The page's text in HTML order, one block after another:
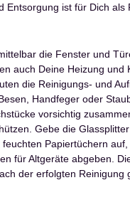
ist für Dich als
die Fenster und
auch Deine Heizung und
die Reinigungs- und
Handfeger oder
vorsichtig
Gebe die
Papiertüchern
für Altgeräte abgeben.
der erfolgten Reinigung